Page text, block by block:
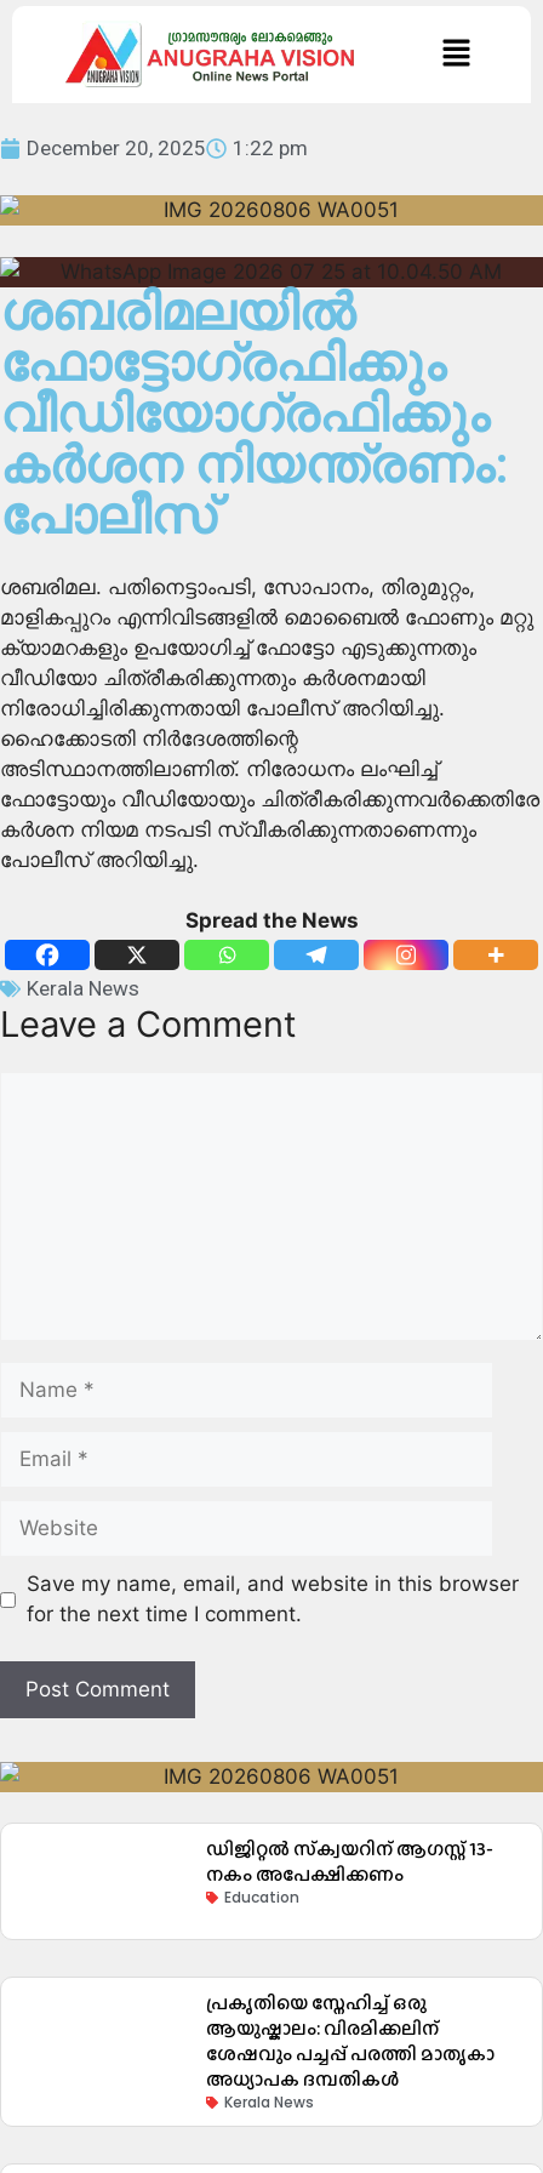
December 20, 2025 1:22 pm
ശബരിമലയിൽ
ഫോട്ടോഗ്രഫിക്കും
വീഡിയോഗ്രഫിക്കും
കര്‍ശന നിയന്ത്രണം:
പോലീസ്
ശബരിമല. പതിനെട്ടാംപടി, സോപാനം, തിരുമുറ്റം,
മാളികപ്പുറം എന്നിവിടങ്ങളില്‍ മൊബൈല്‍ ഫോണും മറ്റു
ക്യാമറകളും ഉപയോഗിച്ച് ഫോട്ടോ എടുക്കുന്നതും
വീഡിയോ ചിത്രീകരിക്കുന്നതും കര്‍ശനമായി
നിരോധിച്ചിരിക്കുന്നതായി പോലീസ് അറിയിച്ചു.
ഹൈക്കോടതി നിര്‍ദേശത്തിന്റെ
അടിസ്ഥാനത്തിലാണിത്. നിരോധനം ലംഘിച്ച്
ഫോട്ടോയും വീഡിയോയും ചിത്രീകരിക്കുന്നവര്‍ക്കെതിരേ
കര്‍ശന നിയമ നടപടി സ്വീകരിക്കുന്നതാണെന്നും
പോലീസ് അറിയിച്ചു.
Spread the News
Kerala News
Leave a Comment
Save my name, email, and website in this browser
for the next time I comment.
ഡിജിറ്റൽ സ്‌ക്വയറിന് ആഗസ്റ്റ് 13-
നകം അപേക്ഷിക്കണം
Education
പ്രകൃതിയെ സ്നേഹിച്ച് ഒരു
ആയുഷ്കാലം: വിരമിക്കലിന്
ശേഷവും പച്ചപ്പ് പരത്തി മാതൃകാ
അധ്യാപക ദമ്പതികൾ
Kerala News